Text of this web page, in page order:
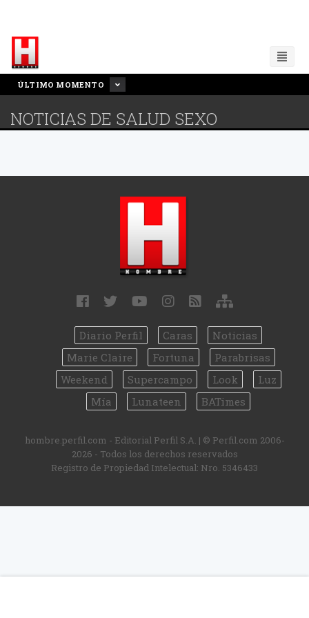
ÚLTIMO MOMENTO
NOTICIAS DE SALUD SEXO
Diario Perfil Caras
Noticias
Marie Claire
Fortuna
Parabrisas
Weekend
Supercampo Look
Luz
Mía
Lunateen BATimes
hombre.perfil.com - Editorial Perfil S.A. | © Perfil.com 2006-
2026 - Todos los derechos reservados
Registro de Propiedad Intelectual: Nro. 5346433